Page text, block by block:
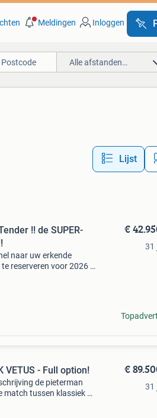
Meldingen Inloggen
Alle afstanden…
Lijst
SUPER-
naar uw erkende
reserveren voor 2026 !
€
31
VETUS - Full option!
de pieterman
tussen klassiek en
€
31